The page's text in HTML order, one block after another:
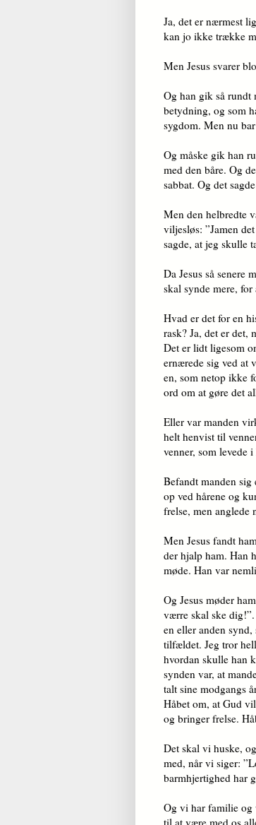
Ja, det er nærmest
kan jo ikke trække
Men Jesus svarer
Og han gik så rundt
betydning, og som
sygdom. Men nu
Og måske gik han
med den båre. Og
sabbat. Og det
Men den helbredte
viljesløs: ”Jamen
sagde, at jeg skulle
Da Jesus så senere
skal synde mere,
Hvad er det for en
rask? Ja, det er det,
Det er lidt ligesom
ernærede sig ved at
en, som netop ikke
ord om at gøre det
Eller var manden
helt henvist til
venner, som levede
Befandt manden
op ved hårene og
frelse, men anglede
Men Jesus fandt
der hjalp ham. Han
møde. Han var
Og Jesus møder
værre skal ske dig!”.
en eller anden
tilfældet. Jeg tror
hvordan skulle han
synden var, at
talt sine modgangs
Håbet om, at Gud
og bringer frelse.
Det skal vi huske,
med, når vi siger:
barmhjertighed har
Og vi har familie og